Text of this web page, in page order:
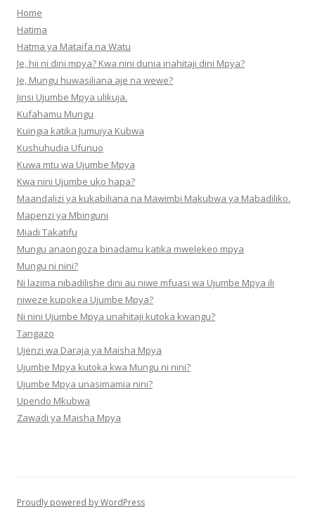
Home
Hatima
Hatma ya Mataifa na Watu
Je, hii ni dini mpya? Kwa nini dunia inahitaji dini Mpya?
Je, Mungu huwasiliana aje na wewe?
Jinsi Ujumbe Mpya ulikuja.
Kufahamu Mungu
Kuingia katika Jumuiya Kubwa
Kushuhudia Ufunuo
Kuwa mtu wa Ujumbe Mpya
Kwa nini Ujumbe uko hapa?
Maandalizi ya kukabiliana na Mawimbi Makubwa ya Mabadiliko.
Mapenzi ya Mbinguni
Miadi Takatifu
Mungu anaongoza binadamu katika mwelekeo mpya
Mungu ni nini?
Ni lazima nibadilishe dini au niwe mfuasi wa Ujumbe Mpya ili
niweze kupokea Ujumbe Mpya?
Ni nini Ujumbe Mpya unahitaji kutoka kwangu?
Tangazo
Ujenzi wa Daraja ya Maisha Mpya
Ujumbe Mpya kutoka kwa Mungu ni nini?
Ujumbe Mpya unasimamia nini?
Upendo Mkubwa
Zawadi ya Maisha Mpya
Proudly powered by WordPress